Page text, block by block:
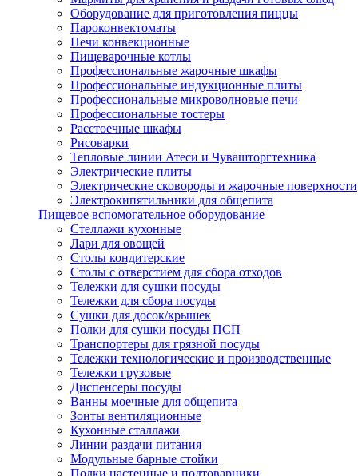
Оборудование для приготовления пиццы
Пароконвектоматы
Печи конвекционные
Пищеварочные котлы
Профессиональные жарочные шкафы
Профессиональные индукционные плиты
Профессиональные микроволновые печи
Профессиональные тостеры
Расстоечные шкафы
Рисоварки
Тепловые линии Атеси и Чувашторгтехника
Электрические плиты
Электрические сковороды и жарочные поверхности
Электрокипятильники для общепита
Пищевое вспомогательное оборудование
Стеллажи кухонные
Лари для овощей
Столы кондитерские
Столы с отверстием для сбора отходов
Тележки для сушки посуды
Тележки для сбора посуды
Сушки для досок/крышек
Полки для сушки посуды ПСП
Транспортеры для грязной посуды
Тележки технологические и производственные
Тележки грузовые
Диспенсеры посуды
Ванны моечные для общепита
Зонты вентиляционные
Кухонные сталлажи
Линии раздачи питания
Модульные барные стойки
Полки настенные и подтоварники